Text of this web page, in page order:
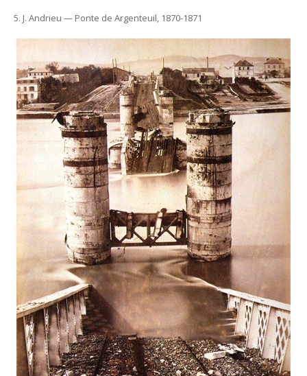
5. J. Andrieu — Ponte de Argenteuil, 1870-1871